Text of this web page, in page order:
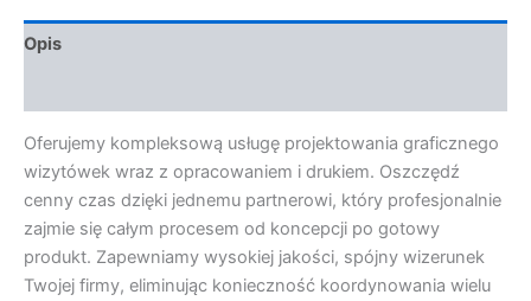
Opis
Oferujemy kompleksową usługę projektowania graficznego
wizytówek wraz z opracowaniem i drukiem. Oszczędź
cenny czas dzięki jednemu partnerowi, który profesjonalnie
zajmie się całym procesem od koncepcji po gotowy
produkt. Zapewniamy wysokiej jakości, spójny wizerunek
Twojej firmy, eliminując konieczność koordynowania wielu